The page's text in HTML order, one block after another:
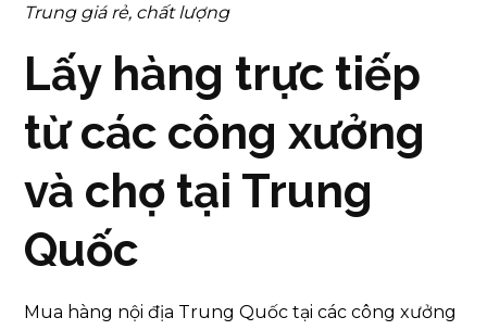
Trung giá rẻ, chất lượng
Lấy hàng trực tiếp
từ các công xưởng
và chợ tại Trung
Quốc
Mua hàng nội địa Trung Quốc tại các công xưởng